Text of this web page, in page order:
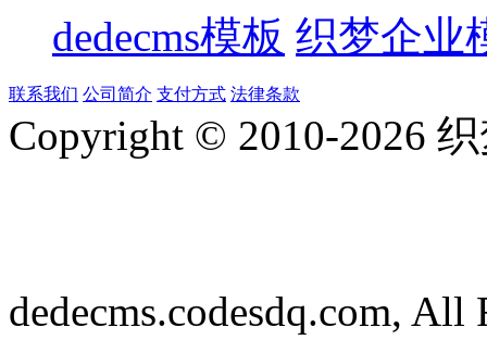
dedecms模板 织梦企业
联系我们 公司简介 支付方式 法律条款
Copyright © 2010-2026
dedecms.codesdq.com,